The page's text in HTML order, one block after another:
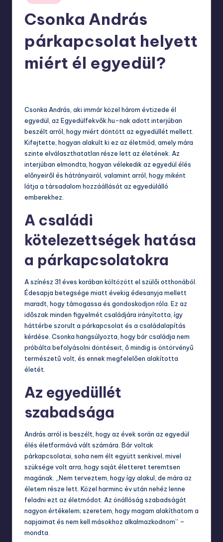
in
Csonka András
párkapcsolat helyett
miért él egyedül?
Csonka András, aki immár közel három évtizede él
egyedül, az Egyedülfekvők.hu-nak adott interjúban
beszélt arról, hogy miért döntött az egyedüllét mellett.
Kifejtette, hogyan alakult ki ez az életmód, amely mára
szinte elválaszthatatlan része lett az életének. Az
interjúban elmondta, hogyan vélekedik az egyedül élés
előnyeiről és hátrányairól, valamint arról, hogy miként
látja a társadalom hozzáállását az egyedülálló
emberekhez.
A családi
kötelezettségek hatása
a párkapcsolatokra
A színész 31 éves korában költözött el szülői otthonából.
Édesapja betegsége miatt évekig édesanyja mellett
maradt, hogy támogassa és gondoskodjon róla. Ez az
időszak minden figyelmét családjára irányította, így
háttérbe szorult a párkapcsolat és a családalapítás
kérdése. Csonka hangsúlyozta, hogy bár családja nem
próbálta befolyásolni döntéseit, ő mindig is öntörvényű
természetű volt, és ennek megfelelően alakította
életét.
Az egyedüllét
szabadsága
András arról is beszélt, hogy az évek során az egyedül
élés életformává vált számára. Bár voltak
párkapcsolatai, soha nem élt együtt senkivel, mivel
szüksége volt arra, hogy saját életteret teremtsen
magának. „Nem terveztem, hogy így alakul, de mára az
életem része lett. Közel harminc év után nehéz lenne
feladni ezt az életmódot. Az önállóság szabadságát
nagyon értékelem; szeretem, hogy magam alakíthatom a
napjaimat és nem kell másokhoz alkalmazkodnom” –
mondta.